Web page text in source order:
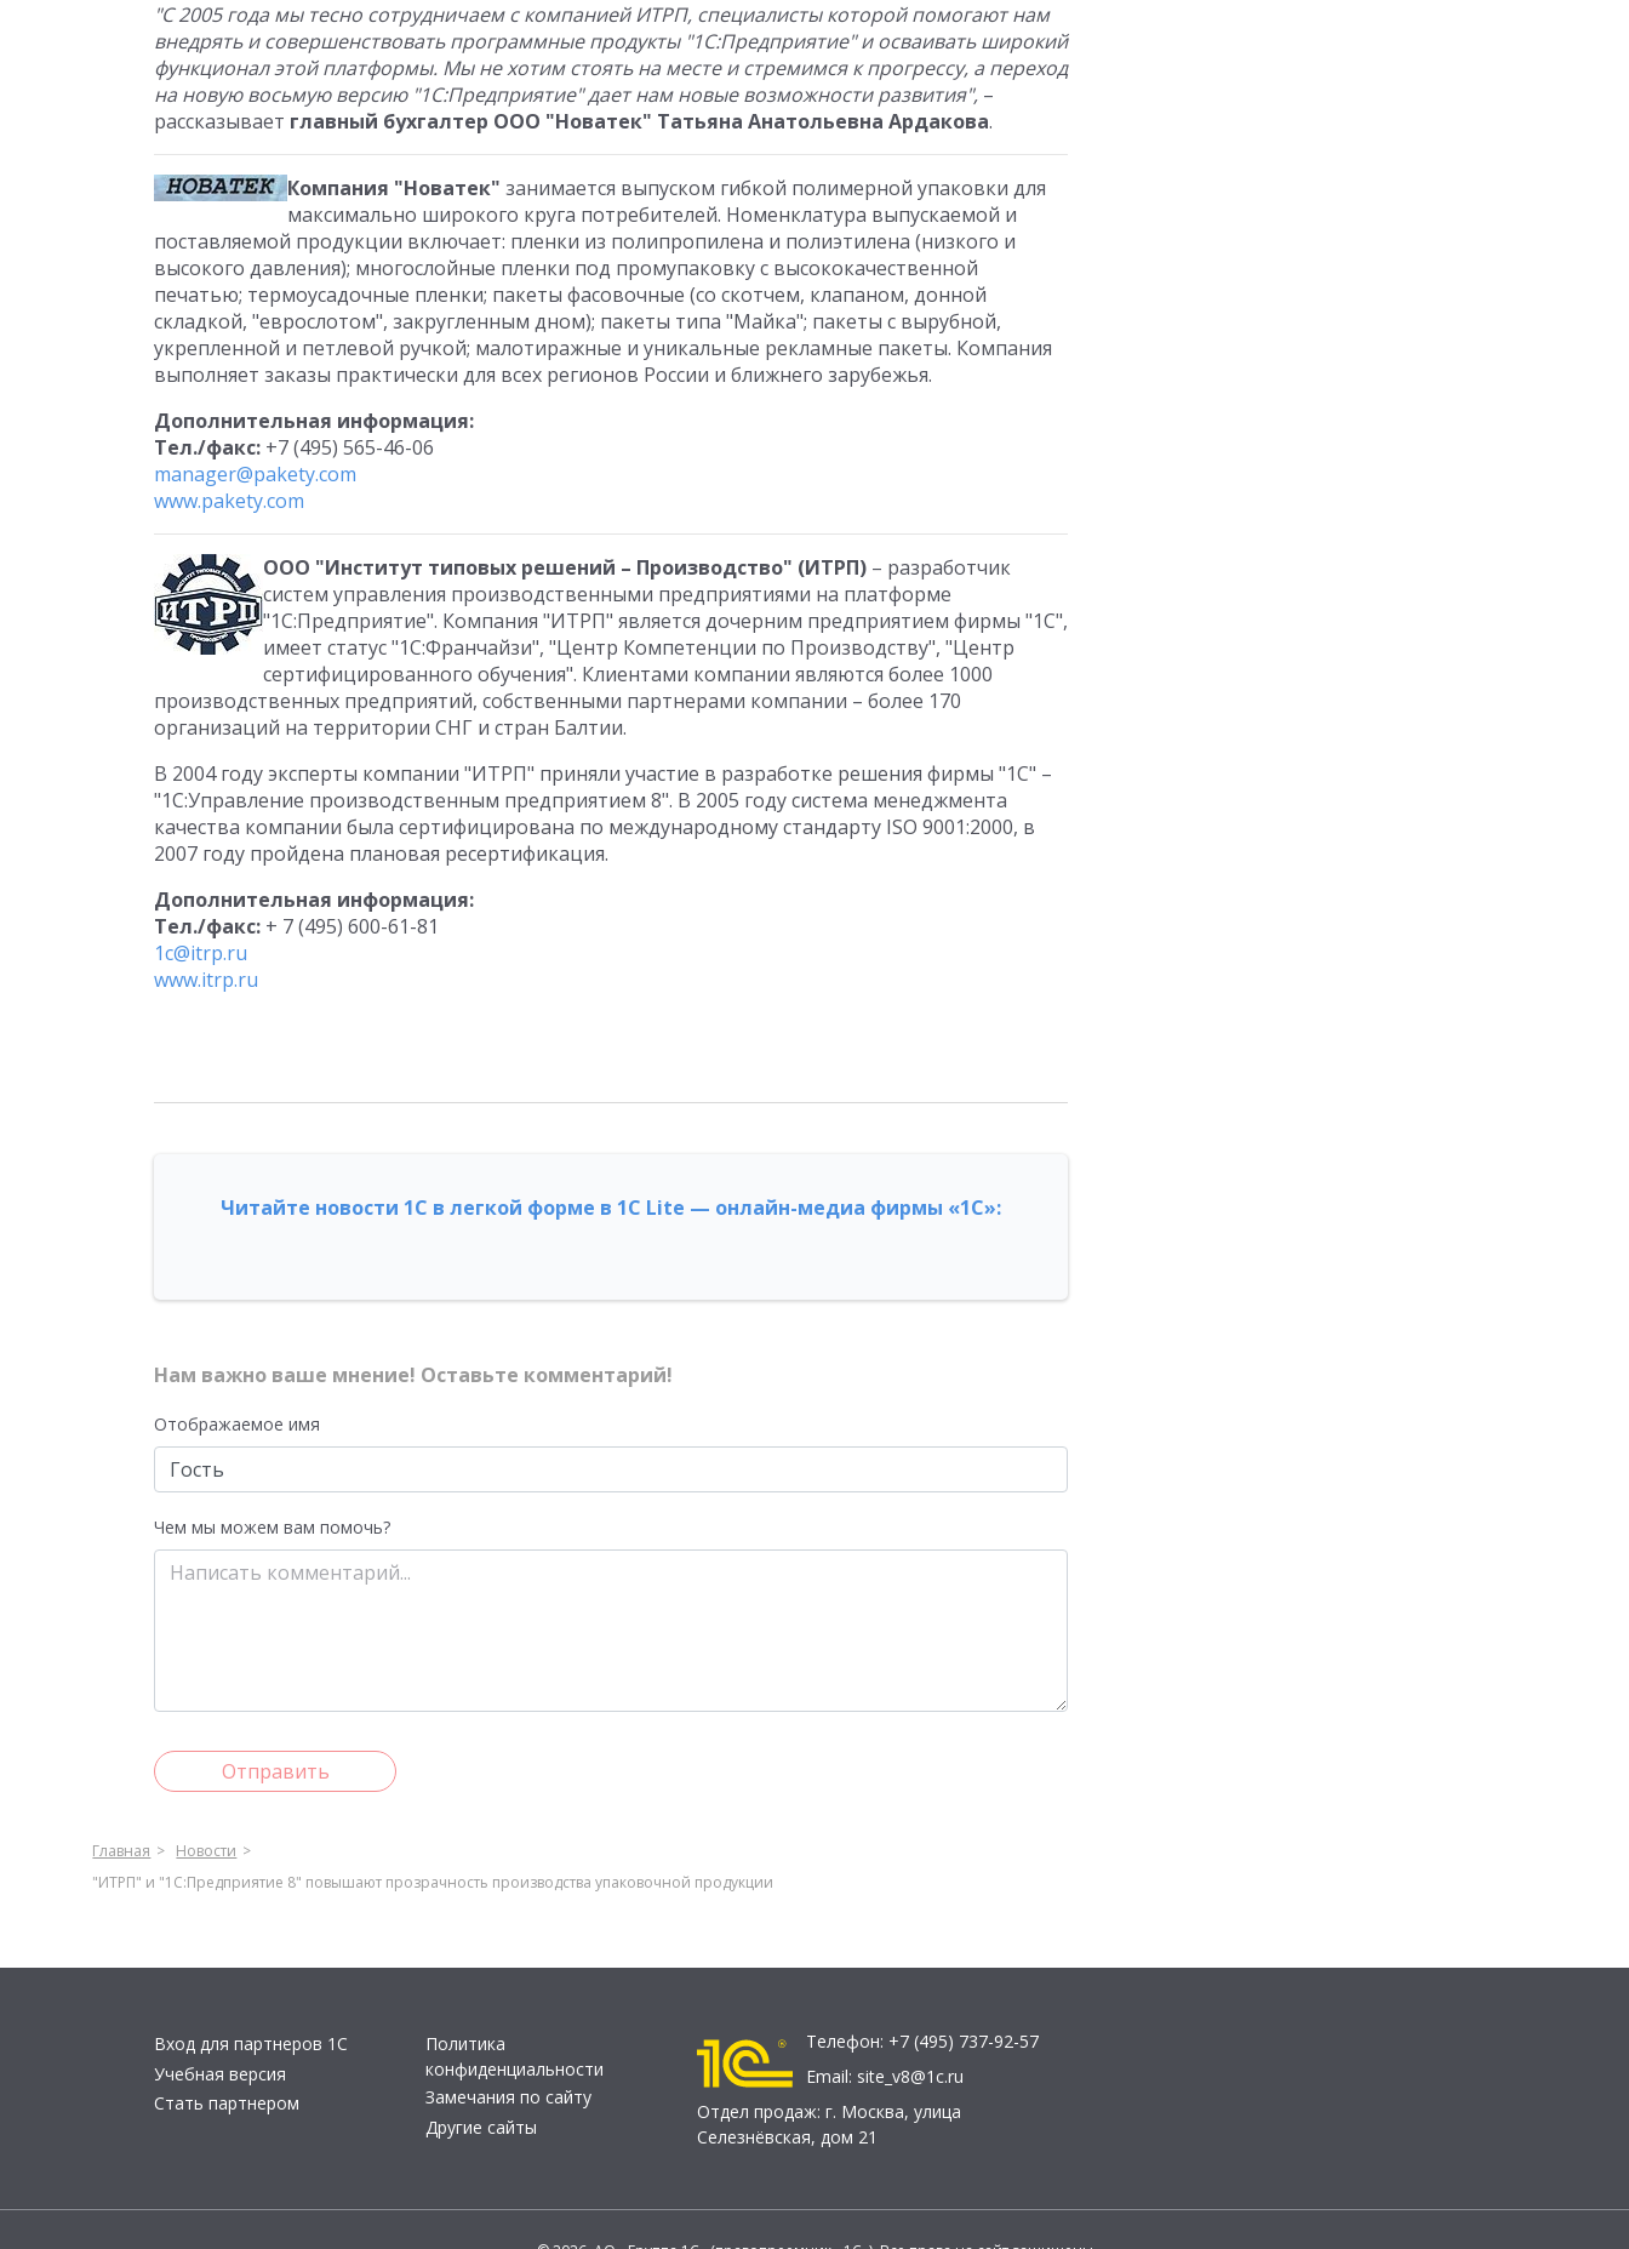
"С 2005 года мы тесно сотрудничаем с компанией ИТРП, специалисты которой помогают нам
внедрять и совершенствовать программные продукты "1С:Предприятие" и осваивать широкий
функционал этой платформы. Мы не хотим стоять на месте и стремимся к прогрессу, а переход
на новую восьмую версию "1С:Предприятие" дает нам новые возможности развития", –
рассказывает главный бухгалтер ООО "Новатек" Татьяна Анатольевна Ардакова.
Компания "Новатек" занимается выпуском гибкой полимерной упаковки для
максимально широкого круга потребителей. Номенклатура выпускаемой и
поставляемой продукции включает: пленки из полипропилена и полиэтилена (низкого и
высокого давления); многослойные пленки под промупаковку с высококачественной
печатью; термоусадочные пленки; пакеты фасовочные (со скотчем, клапаном, донной
складкой, "еврослотом", закругленным дном); пакеты типа "Майка"; пакеты с вырубной,
укрепленной и петлевой ручкой; малотиражные и уникальные рекламные пакеты. Компания
выполняет заказы практически для всех регионов России и ближнего зарубежья.
Дополнительная информация:
Тел./факс: +7 (495) 565-46-06
manager@pakety.com
www.pakety.com
ООО "Институт типовых решений – Производство" (ИТРП) – разработчик
систем управления производственными предприятиями на платформе
"1С:Предприятие". Компания "ИТРП" является дочерним предприятием фирмы "1С",
имеет статус "1С:Франчайзи", "Центр Компетенции по Производству", "Центр
сертифицированного обучения". Клиентами компании являются более 1000
производственных предприятий, собственными партнерами компании – более 170
организаций на территории СНГ и стран Балтии.
В 2004 году эксперты компании "ИТРП" приняли участие в разработке решения фирмы "1С" –
"1С:Управление производственным предприятием 8". В 2005 году система менеджмента
качества компании была сертифицирована по международному стандарту ISO 9001:2000, в
2007 году пройдена плановая ресертификация.
Дополнительная информация:
Тел./факс: + 7 (495) 600-61-81
1c@itrp.ru
www.itrp.ru
Читайте новости 1С в легкой форме в 1С Lite — онлайн-медиа фирмы «1С»:
Нам важно ваше мнение! Оставьте комментарий!
Отображаемое имя
Чем мы можем вам помочь?
Отправить
Главная
Новости
"ИТРП" и "1С:Предприятие 8" повышают прозрачность производства упаковочной продукции
Вход для партнеров 1С
Учебная версия
Стать партнером
Политика
конфиденциальности
Замечания по сайту
Другие сайты
Телефон: +7 (495) 737-92-57
Email: site_v8@1c.ru
Отдел продаж: г. Москва, улица
Селезнёвская, дом 21